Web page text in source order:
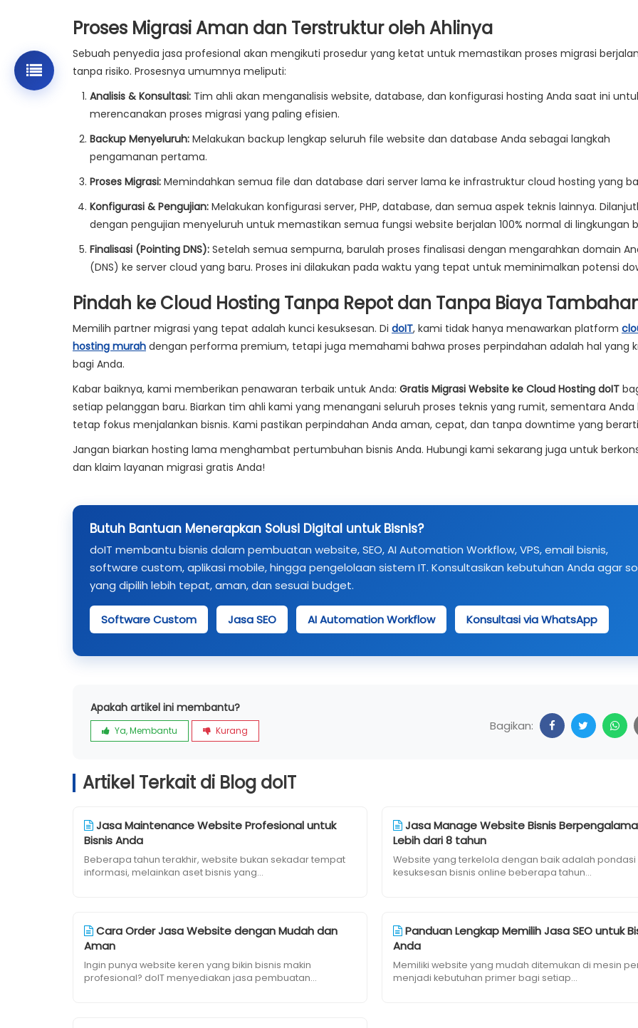
Proses Migrasi Aman dan Terstruktur oleh Ahlinya
Sebuah penyedia jasa profesional akan mengikuti prosedur yang ketat untuk memastikan proses migrasi
tanpa risiko. Prosesnya umumnya meliputi:
Analisis & Konsultasi: Tim ahli akan menganalisis website, database, dan konfigurasi hosting Anda saat ini
merencanakan proses migrasi yang paling efisien.
Backup Menyeluruh: Melakukan backup lengkap seluruh file website dan database Anda sebagai langkah
pengamanan pertama.
Proses Migrasi: Memindahkan semua file dan database dari server lama ke infrastruktur cloud hosting yang
Konfigurasi & Pengujian: Melakukan konfigurasi server, PHP, database, dan semua aspek teknis lainnya.
dengan pengujian menyeluruh untuk memastikan semua fungsi website berjalan 100% normal di lingkungan
Finalisasi (Pointing DNS): Setelah semua sempurna, barulah proses finalisasi dengan mengarahkan domain
(DNS) ke server cloud yang baru. Proses ini dilakukan pada waktu yang tepat untuk meminimalkan potensi
Pindah ke Cloud Hosting Tanpa Repot dan Tanpa Biaya
Memilih partner migrasi yang tepat adalah kunci kesuksesan. Di doIT, kami tidak hanya menawarkan platform
hosting murah dengan performa premium, tetapi juga memahami bahwa proses perpindahan adalah hal yang
bagi Anda.
Kabar baiknya, kami memberikan penawaran terbaik untuk Anda: Gratis Migrasi Website ke Cloud Hosting doIT
setiap pelanggan baru. Biarkan tim ahli kami yang menangani seluruh proses teknis yang rumit, sementara Anda
tetap fokus menjalankan bisnis. Kami pastikan perpindahan Anda aman, cepat, dan tanpa downtime yang
Jangan biarkan hosting lama menghambat pertumbuhan bisnis Anda. Hubungi kami sekarang juga untuk
dan klaim layanan migrasi gratis Anda!
Butuh Bantuan Menerapkan Solusi Digital untuk Bisnis?
doIT membantu bisnis dalam pembuatan website, SEO, AI Automation Workflow, VPS, email bisnis,
software custom, aplikasi mobile, hingga pengelolaan sistem IT. Konsultasikan kebutuhan Anda agar
yang dipilih lebih tepat, aman, dan sesuai budget.
Software Custom Jasa SEO AI Automation Workflow Konsultasi via WhatsApp
Apakah artikel ini membantu?
Ya, Membantu Kurang Bagikan:
Artikel Terkait di Blog doIT
Jasa Maintenance Website Profesional untuk
Bisnis Anda
Beberapa tahun terakhir, website bukan sekadar tempat
informasi, melainkan aset bisnis yang...
Jasa Manage Website Bisnis
Lebih dari 8 tahun
Website yang terkelola dengan baik adalah pondasi
kesuksesan bisnis online beberapa tahun...
Cara Order Jasa Website dengan Mudah dan
Aman
Ingin punya website keren yang bikin bisnis makin
profesional? doIT menyediakan jasa pembuatan...
Panduan Lengkap Memilih Jasa SEO untuk
Anda
Memiliki website yang mudah ditemukan di mesin
menjadi kebutuhan primer bagi setiap...